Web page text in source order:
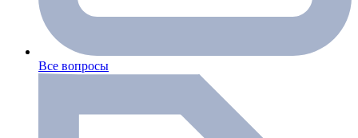
Все вопросы